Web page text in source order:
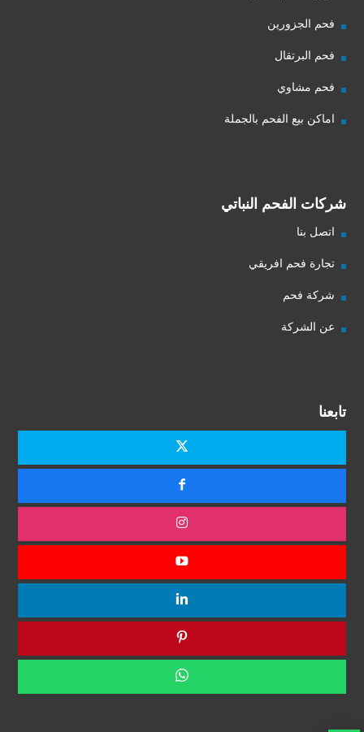
فحم الجزورين
فحم البرتقال
فحم مشاوي
اماكن بيع الفحم بالجملة
شركات الفحم النباتي
اتصل بنا
تجارة فحم افريقي
شركة فحم
عن الشركة
تابعنا